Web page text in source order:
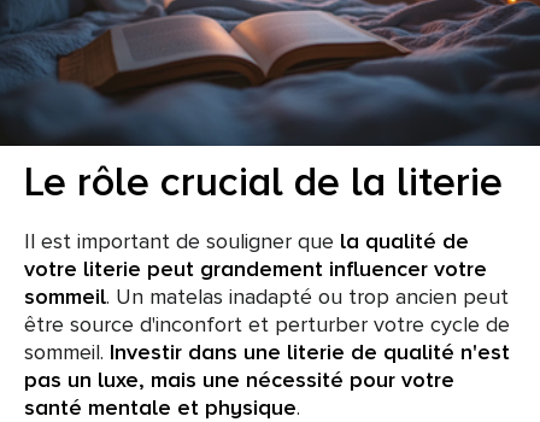
Le rôle crucial de la literie
Il est important de souligner que la qualité de
votre literie peut grandement influencer votre
sommeil. Un matelas inadapté ou trop ancien peut
être source d'inconfort et perturber votre cycle de
sommeil. Investir dans une literie de qualité n'est
pas un luxe, mais une nécessité pour votre
santé mentale et physique.